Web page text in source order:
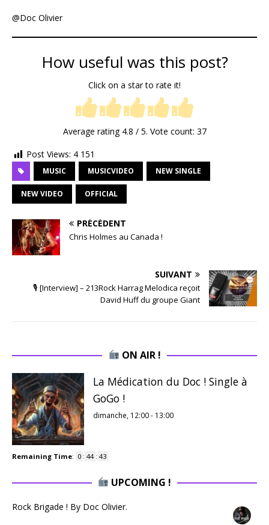
@Doc Olivier
How useful was this post?
Click on a star to rate it!
Average rating 4.8 / 5. Vote count: 37
Post Views: 4 151
MUSIC MUSICVIDEO NEW SINGLE
NEW VIDEO OFFICIAL
PRÉCÉDENT
Chris Holmes au Canada !
SUIVANT
🎙 [Interview] – 213Rock Harrag Melodica reçoit
David Huff du groupe Giant
ON AIR !
La Médication du Doc ! Single à
GoGo !
dimanche, 12:00- 13:00
Remaining Time: 0 : 44 : 43
UPCOMING !
Rock Brigade ! By Doc Olivier.